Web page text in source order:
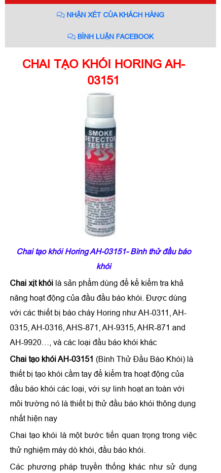
NHẬN XÉT CỦA KHÁCH HÀNG
BÌNH LUẬN FACEBOOK
CHAI TẠO KHÓI HORING AH-
03151
Chai tạo khói Horing AH-03151- Bình thử đầu báo
khói
Chai xịt khói là sản phẩm dùng để kể kiểm tra khả
năng hoạt động của đầu đầu báo khói. Được dùng
với các thiết bị báo cháy Horing như AH-0311, AH-
0315, AH-0316, AHS-871, AH-9315, AHR-871 and
AH-9920…, và các loại đầu báo khói khác
Chai tạo khói AH-03151 (Bình Thử Đầu Báo Khói) là
thiết bị tạo khói cầm tay để kiểm tra hoạt động của
đầu báo khói các loại, với sự linh hoạt an toàn với
môi trường nó là thiết bị thử đầu báo khói thông dụng
nhất hiện nay
Chai tạo khói là một bước tiến quan trọng trong việc
thử nghiệm máy dò khói, đầu báo khói.
Các phương pháp truyền thống khác như sử dụng